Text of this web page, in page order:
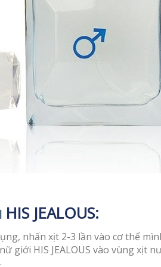
HIS JEALOUS:
nhấn xịt 2-3 lần vào cơ thể
giới HIS JEALOUS vào vùng xịt